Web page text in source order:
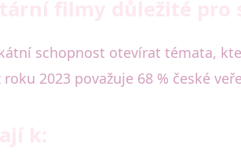
schopnost otevírat témata,
2023 považuje 68 % české